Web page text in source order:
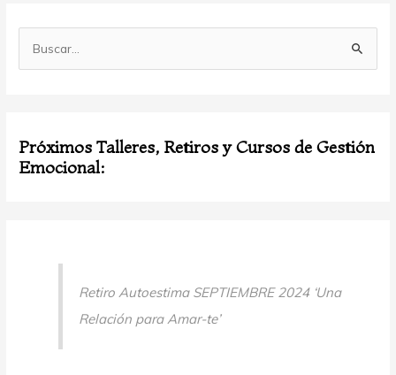
a
r
Próximos Talleres, Retiros y Cursos de Gestión
Emocional:
Retiro Autoestima SEPTIEMBRE 2024 ‘Una
Relación para Amar-te’